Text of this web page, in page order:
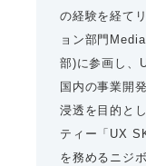
の経験を経て
ョン部門
部)に参画し、
国内の事業開
浸透を目的と
ティー「UX
を務めるニジ